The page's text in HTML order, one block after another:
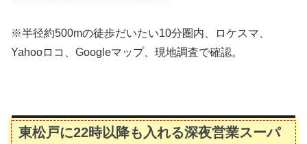
※半径約500mの徒歩だいたい10分圏内、ロケスマ、
Yahooロコ、Googleマップ、現地調査で確認。
東松戸に22時以降も入れる深夜営業スーパ